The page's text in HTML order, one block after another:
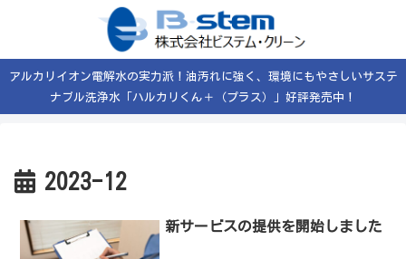
アルカリイオン電解水の実力派！油汚れに強く、環境にもやさしいサステ
ナブル洗浄水「ハルカリくん＋（プラス）」好評発売中！
2023-12
新サービスの提供を開始しました